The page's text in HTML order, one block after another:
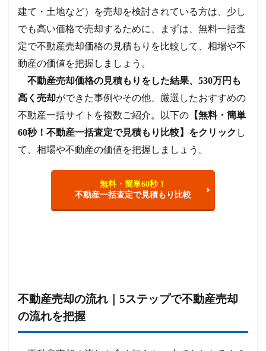
建て・土地など）を売却を検討されている方は、少し
でも高い価格で売却するために、まずは、無料一括査
定で不動産売却価格の見積もりを比較して、相場や不
動産の価値を把握しましょう。
不動産売却価格の見積もりをした結果、530万円も
高く売却ができた事例やその他、厳選したおすすめの
不動産一括サイトを複数ご紹介。以下の 【無料・簡単
60秒！不動産一括査定で見積もり比較】をクリック し
て、相場や不動産の価値を把握しましょう。
無料・簡単60秒！
不動産一括査定で見積もり比較
不動産売却の流れ｜5ステップで不動産売却
の流れを把握